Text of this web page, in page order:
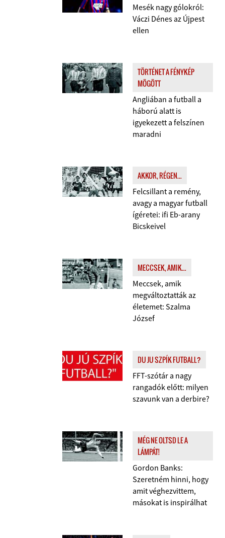
Mesék nagy gólokról:
Váczi Dénes az Újpest
ellen
TÖRTÉNET A FÉNYKÉP
MÖGÖTT
Angliában a futball a
háború alatt is
igyekezett a felszínen
maradni
AKKOR, RÉGEN...
Felcsillant a remény,
avagy a magyar futball
ígéretei: ifi Eb-arany
Bicskeivel
MECCSEK, AMIK...
Meccsek, amik
megváltoztatták az
életemet: Szalma
József
DU JU SZPÍK FUTBALL?
FFT-szótár a nagy
rangadók előtt: milyen
szavunk van a derbire?
MÉG NE OLTSD LE A
LÁMPÁT!
Gordon Banks:
Szeretném hinni, hogy
amit véghezvittem,
másokat is inspirálhat